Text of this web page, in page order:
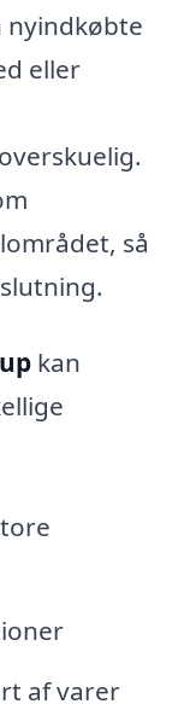
nyindkøbte
eller
så
kan
af varer